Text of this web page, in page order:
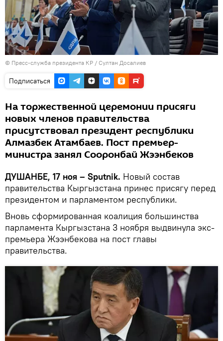
© Пресс-служба президента КР / Султан Досалиев
Подписаться
На торжественной церемонии присяги
новых членов правительства
присутствовал президент республики
Алмазбек Атамбаев. Пост премьер-
министра занял Сооронбай Жээнбеков
ДУШАНБЕ, 17 ноя – Sputnik. Новый состав
правительства Кыргызстана принес присягу перед
президентом и парламентом республики.
Вновь сформированная коалиция большинства
парламента Кыргызстана 3 ноября выдвинула экс-
премьера Жээнбекова на пост главы
правительства.